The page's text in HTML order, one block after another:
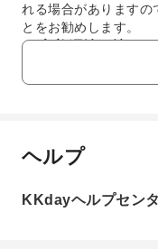
れる場合がありますの
とをお勧めします。
4. 高美湿地を訪れ
高美湿地を訪れる最
と呼ばれる絶景が見
らに広大な湿地を体験
高美湿地では、木製の
よくあるご
1. 宮原眼科の歴
ヘルプ
KKdayヘルプセン